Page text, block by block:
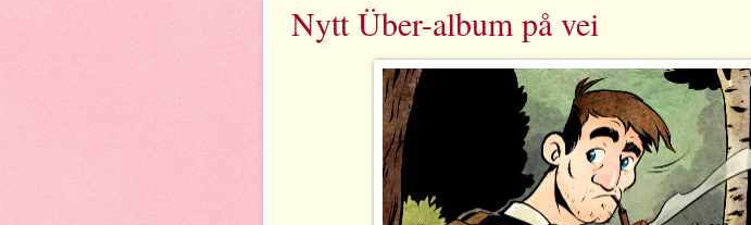
Nytt Über-album på vei